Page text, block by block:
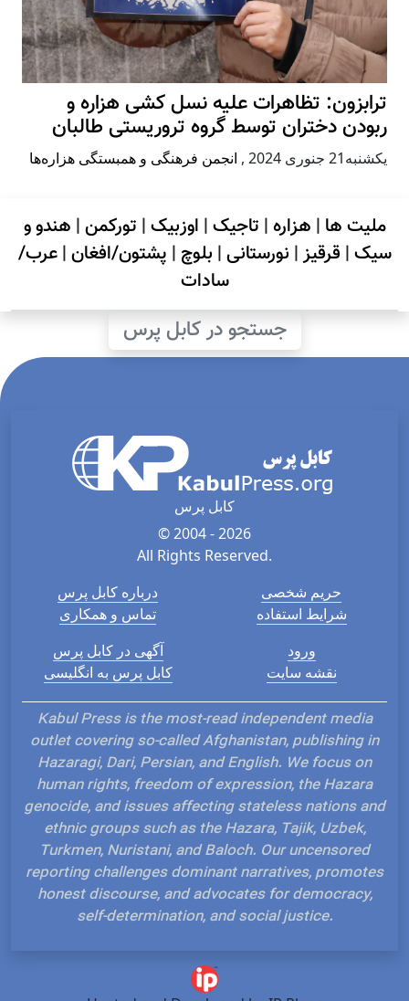
ترابزون: تظاهرات علیه نسل کشی هزاره و
ربودن دختران توسط گروه تروریستی طالبان
يكشنبه21 جنوری 2024 ,انجمن فرهنگی و همبستگی هزاره‌ها
ملیت ها|هزاره|تاجیک|اوزبیک|تورکمن|هندو و
سیک|قرقیز|نورستانی|بلوچ|پشتون/افغان|عرب/
سادات
جستجو در کابل پرس
کابل پرس
© 2004 - 2026
All Rights Reserved.
درباره کابل پرس
تماس و همکاری
حریم شخصی
شرایط استفاده
آگهی در کابل پرس
کابل پرس به انگلیسی
ورود
نقشه سایت
Kabul Press is the most-read independent media
outlet covering so-called Afghanistan, publishing in
Hazaragi, Dari, Persian, and English. We focus on
human rights, freedom of expression, the Hazara
genocide, and issues affecting stateless nations and
ethnic groups such as the Hazara, Tajik, Uzbek,
Turkmen, Nuristani, and Baloch. Our uncensored
reporting challenges dominant narratives, promotes
honest discourse, and advocates for democracy,
self-determination, and social justice.